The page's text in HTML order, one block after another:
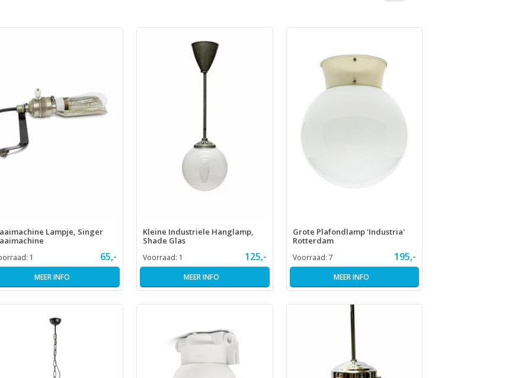
Lampje, Singer
1 65,-
MEER INFO
Kleine Industriele Hanglamp,
Shade Glas
Voorraad: 1 125,-
MEER INFO
Grote Plafondlamp 'Industria'
Rotterdam
Voorraad: 7 195,-
MEER INFO